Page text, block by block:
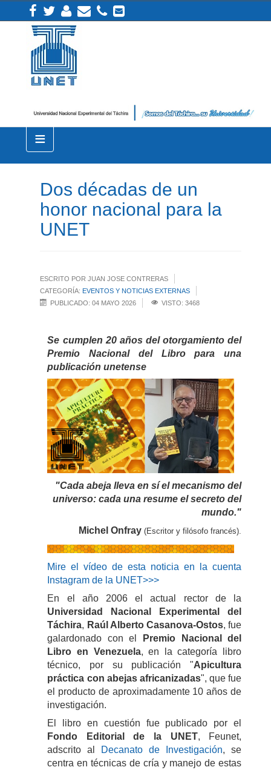
≡
Dos décadas de un
honor nacional para la
UNET
ESCRITO POR JUAN JOSE CONTRERAS
CATEGORÍA: EVENTOS Y NOTICIAS EXTERNAS
PUBLICADO: 04 MAYO 2026
VISTO: 3468
Se cumplen 20 años del otorgamiento del
Premio Nacional del Libro para una
publicación unetense
"Cada abeja lleva en sí el mecanismo del
universo: cada una resume el secreto del
mundo."
Michel Onfray (Escritor y filósofo francés).
Mire el vídeo de esta noticia en la cuenta
Instagram de la UNET>>>
En el año 2006 el actual rector de la
Universidad Nacional Experimental del
Táchira, Raúl Alberto Casanova-Ostos, fue
galardonado con el
Premio Nacional del
Libro en Venezuela, en la categoría libro
técnico, por su publicación "Apicultura
práctica con abejas africanizadas", que fue
el producto de aproximadamente 10 años de
investigación.
El libro en cuestión fue publicado por el
Fondo Editorial de la UNET, Feunet,
adscrito al
Decanato de Investigación, se
centra en técnicas de cría y manejo de estas